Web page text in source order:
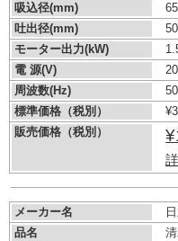
吸込径(mm)
65
吐出径(mm)
50
モーター出力(kW)
電 源(V)
周波数(Hz)
50
標準価格（税別）
販売価格（税別）
メーカー名
品名